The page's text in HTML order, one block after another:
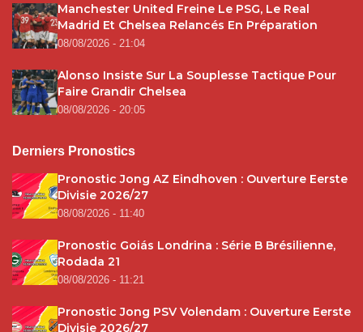
Manchester United Freine Le PSG, Le Real
Madrid Et Chelsea Relancés En Préparation
08/08/2026 - 21:04
Alonso Insiste Sur La Souplesse Tactique Pour
Faire Grandir Chelsea
08/08/2026 - 20:05
Derniers Pronostics
Pronostic Jong AZ Eindhoven : Ouverture Eerste
Divisie 2026/27
08/08/2026 - 11:40
Pronostic Goiás Londrina : Série B Brésilienne,
Rodada 21
08/08/2026 - 11:21
Pronostic Jong PSV Volendam : Ouverture Eerste
Divisie 2026/27